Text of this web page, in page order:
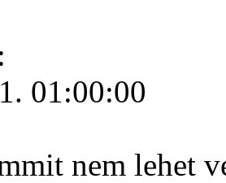
01:00:00
nem lehet